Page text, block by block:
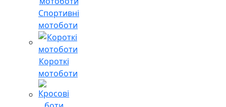
Спортивні
мотоботи
Короткі
мотоботи